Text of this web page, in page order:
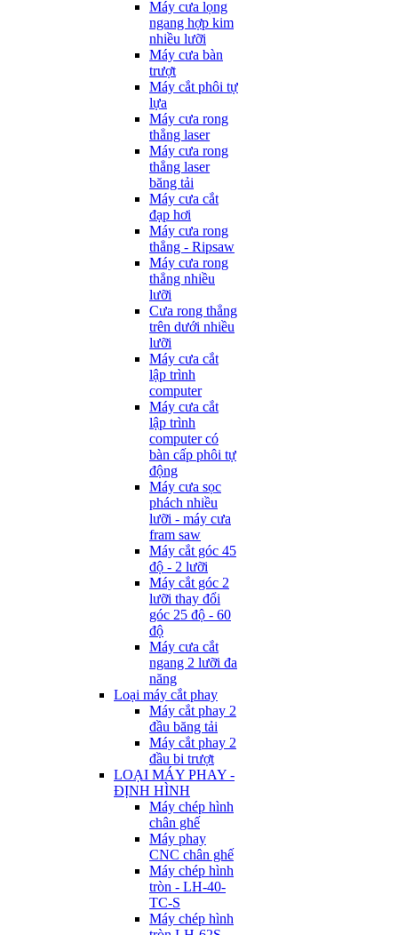
Máy cưa lọng
ngang hợp kim
nhiều lưỡi
Máy cưa bàn
trượt
Máy cắt phôi tự
lựa
Máy cưa rong
thẳng laser
Máy cưa rong
thẳng laser
băng tải
Máy cưa cắt
đạp hơi
Máy cưa rong
thẳng - Ripsaw
Máy cưa rong
thẳng nhiều
lưỡi
Cưa rong thẳng
trên dưới nhiều
lưỡi
Máy cưa cắt
lập trình
computer
Máy cưa cắt
lập trình
computer có
bàn cấp phôi tự
động
Máy cưa sọc
phách nhiều
lưỡi - máy cưa
fram saw
Máy cắt góc 45
độ - 2 lưỡi
Máy cắt góc 2
lưỡi thay đổi
góc 25 độ - 60
độ
Máy cưa cắt
ngang 2 lưỡi đa
năng
Loại máy cắt phay
Máy cắt phay 2
đầu băng tải
Máy cắt phay 2
đầu bi trượt
LOẠI MÁY PHAY -
ĐỊNH HÌNH
Máy chép hình
chân ghế
Máy phay
CNC chân ghế
Máy chép hình
tròn - LH-40-
TC-S
Máy chép hình